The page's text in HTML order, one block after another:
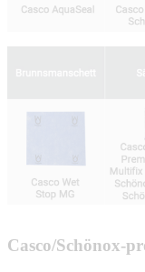
Casco/Schönox-